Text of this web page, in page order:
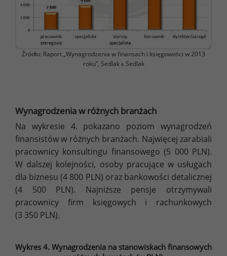
Źródło: Raport „Wynagrodzenia w finansach i księgowości w 2013
roku”, Sedlak &Sedlak
Wynagrodzenia w różnych branżach
Na wykresie 4. pokazano poziom wynagrodzeń
finansistów w różnych branżach. Najwięcej zarabiali
pracownicy konsultingu finansowego (5 000 PLN).
W dalszej kolejności, osoby pracujące w usługach
dla biznesu (4 800 PLN) oraz bankowości detalicznej
(4 500 PLN). Najniższe pensje otrzymywali
pracownicy firm księgowych i rachunkowych
(3 350 PLN).
Wykres 4. Wynagrodzenia na stanowiskach finansowych